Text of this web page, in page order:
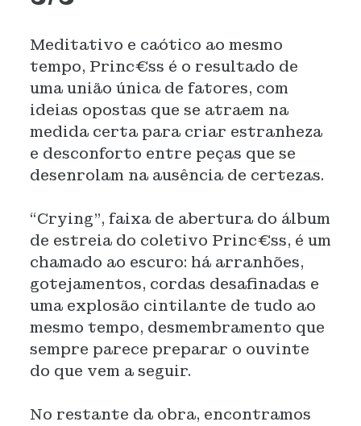
Meditativo e caótico ao mesmo
tempo, Princ€ss é o resultado de
uma união única de fatores, com
ideias opostas que se atraem na
medida certa para criar estranheza
e desconforto entre peças que se
desenrolam na ausência de certezas.
“Crying”, faixa de abertura do álbum
de estreia do coletivo Princ€ss, é um
chamado ao escuro: há arranhões,
gotejamentos, cordas desafinadas e
uma explosão cintilante de tudo ao
mesmo tempo, desmembramento que
sempre parece preparar o ouvinte
do que vem a seguir.
No restante da obra, encontramos